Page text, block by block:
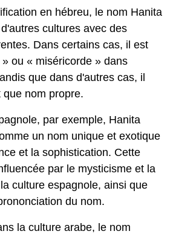
en hébreu, le nom Hanita
cultures avec des
Dans certains cas, il est
ou « miséricorde » dans
que dans d'autres cas, il
nom propre.
par exemple, Hanita
un nom unique et exotique
et la sophistication. Cette
par le mysticisme et la
culture espagnole, ainsi que
du nom.
la culture arabe, le nom